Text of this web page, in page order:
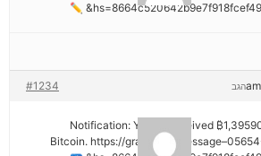
#1234 הגב
📪 📬 Notification: You've received
Bitcoin. https://graph.org/